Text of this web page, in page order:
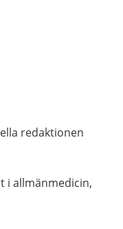
redaktionen
i allmänmedicin,